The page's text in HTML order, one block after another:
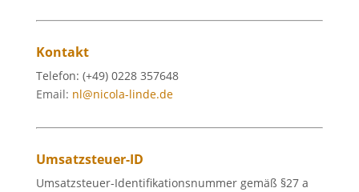
Kontakt
Telefon: (+49) 0228 357648
Email: nl@nicola-linde.de
Umsatzsteuer-ID
Umsatzsteuer-Identifikationsnummer gemäß §27 a